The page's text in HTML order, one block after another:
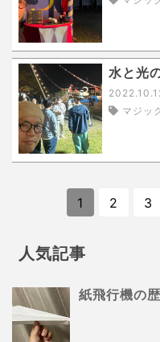
水と光
マジッ
1 2 3
人気記事
紙飛行機の